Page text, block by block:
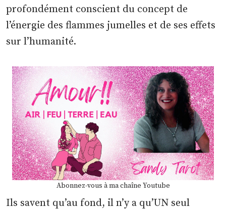
profondément conscient du concept de
l’énergie des flammes jumelles et de ses effets
sur l’humanité.
Abonnez-vous à ma chaîne Youtube
Ils savent qu’au fond, il n’y a qu’UN seul